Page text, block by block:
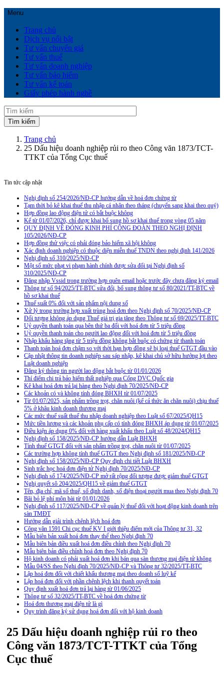
Menu
Trang chủ
Dịch vụ nổi bật
Tư vấn chuyển giá
Tư vấn thuế
Tư vấn doanh nghiệp
Tư vấn bảo hiểm
Tư vấn kế toán
Giấy phép hành nghề
Trang chủ
25 Dấu hiệu doanh nghiệp rủi ro theo Công văn 1873/TCT-
TTKT của Tổng Cục thuế
Tin tức cập nhật
Nghị định số 254/2026/NĐ-CP hướng dẫn về hoá đơn chứng từ
Tạm thời bỏ kê khai thuế thu nhập cá nhân theo tháng (chuyển sang khai theo quý)
Hợp đồng lao động điện tử có bắt buộc không
Kể từ 01/07/2026, chỉ được khai bổ sung hồ sơ khai thuế trong vòng 05 năm
QUY ĐỊNH VỀ ĐÓNG KINH PHÍ CÔNG ĐOÀN THEO NGHỊ ĐỊNH
105/2026/NĐ-CP
Hợp đồng thử việc có phải đóng bảo hiểm xã hội không
Xác định doanh nghiệp có thuộc diện miễn thuế TNDN theo nghị định 141/2026
Nghị định số 310/2025/NĐ-CP
Một số mức phạt vi phạm hành chính được sửa đổi tại Nghị định số
310/2025/NĐ-CP
Đăng nhập Vssid trong trường hợp quên email hoặc trước đây chưa đăng ký email
Thông tư số 94/2025/TT-BTC sửa đổi, bổ sung thông tư số 80/2021/TT-BTC về
hồ sơ khai thuế
Thuế suất 0% đối với sản phẩm nội dung số
Xử lý trong trường hợp xuất trùng hoá đơn theo Nghị định số 70/2025/NĐ-CP
Đối tượng không áp dụng Thuế giá trị gia tăng theo Thông tư số 69/2025/TT-BTC
Uỷ quyền thanh toán qua bên thứ ba đối với hoá đơn từ 5 triệu đồng
Uỷ quyền thanh toán cho người lao động đối với hoá đơn từ 5 triệu đồng
Nhập khẩu hàng tặng từ 5 triệu đồng không bắt buộc có chứng từ thanh toán
Thanh toán hoá đơn chậm so với thời hạn hợp đồng sẽ bị loại thuế GTGT đầu vào
Cập nhật thông tin doanh nghiệp sau sáp nhập, kê khai chủ sở hữu hưởng lợi theo
Luật doanh nghiệp
Đăng ký thông tin người lao động bắt buộc từ 01/01/2026
Thí điểm chi trả bảo hiểm thất nghiệp qua Cổng DVC Quốc gia
Kê khai hoá đơn trả lại hàng theo Nghị định 70/2025/NĐ-CP
Các khoản có và không tính đóng BHXH từ 01/07/2025
Từ 01/07/2025, sản phẩm trồng trọt, chăn nuôi (kể cả thức ăn chăn nuôi) chịu thuế
5% ở khâu kinh doanh thương mại
Các mức thuế suất thuế thu nhập doanh nghiệp theo Luật số 67/2025/QH15
Mức tiền lương và các khoản phụ cấp có tính đóng BHXH áp dụng từ 01/07/2025
Điều kiện áp dụng 0% đối với hàng xuất khẩu theo Luật số 48/2024/QH15
Nghị định số 158/2025/NĐ-CP hướng dẫn Luật BHXH
Tính thuế GTGT đối với sản phẩm trồng trọt, chăn nuôi từ 01/07/2025
Các trường hợp không tính thuế GTGT theo Nghị định số 181/2025/NĐ-CP
Nghị định số 158/2025/NĐ-CP Quy định chi tiết Luật BHXH
Sinh trắc học hoá đơn điện tử Nghị định 70/2025/NĐ-CP
Nghị định số 174/2025/NĐ-CP mở rất rộng đối tượng được giảm thuế GTGT
Nghị quyết sô 204/2025/QH15 về giảm thuế GTGT
Tên, địa chỉ, mã số thuế, số định danh, số điện thoại người mua theo Nghị định 70
Bãi bỏ lệ phí môn bài từ 01/01/2026
Nghị định số 117/2025/NĐ-CP về quản lý thuế đối với hoạt động kinh doanh trên
sàn TMĐT
Hướng dẫn giải trình chênh lệch hoá đơn
Công văn 1591 Chi cục thuế KV I giới thiệu điểm mới của Thông tư 31, 32
Mẫu biên bản xuất hoá đơn thay thế theo Nghị định 70
Mẫu biên bản điều xuất hoá đơn điều chỉnh theo Nghị định 70
Mẫu biên bản điều chỉnh hoá đơn theo Nghị định 70
Hộ kinh doanh có phải xuất hoá đơn khi bán qua sàn thương mại điện tử không
Mẫu 04/SS theo Nghi định 70/2025/NĐ-CP và Thông tư 32/2025/TT-BTC
Lập hoá đơn đối với chiết khấu thương mại theo doanh số luỹ kế
Lập hoá đơn đối với phần chênh lệch khi thanh quyết toán
Quy định xuất hoá đơn trả lại hàng từ 01/06/2025
Thông tư số 32/2025/TT-BTC về hoá đơn chứng từ
Hoá đơn thương mại điện tử là gì
Quy trình đăng ký sử dụng hoá đơn đối với hộ kinh doanh
25 Dấu hiệu doanh nghiệp rủi ro theo
Công văn 1873/TCT-TTKT của Tổng
Cục thuế